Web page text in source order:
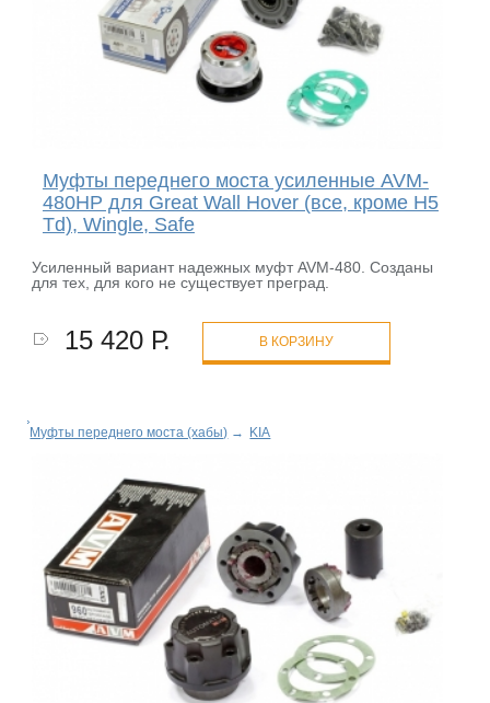
Муфты переднего моста усиленные AVM-
480HP для Great Wall Hover (все, кроме H5
Td), Wingle, Safe
Усиленный вариант надежных муфт AVM-480. Созданы
для тех, для кого не существует преград.
15 420 Р. В КОРЗИНУ
Муфты переднего моста (хабы) → KIA